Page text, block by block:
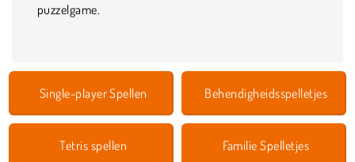
puzzelgame.
Single-player Spellen Behendigheidsspelletjes
Tetris spellen Familie Spelletjes